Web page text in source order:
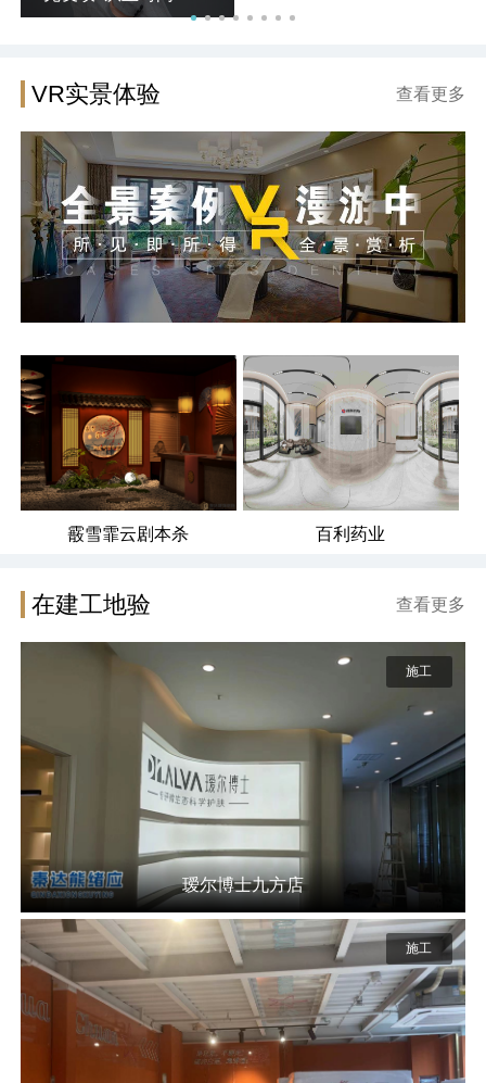
VR实景体验 查看更多
霰雪霏云剧本杀 百利药业
在建工地验 查看更多
施工
瑷尔博士九方店
施工